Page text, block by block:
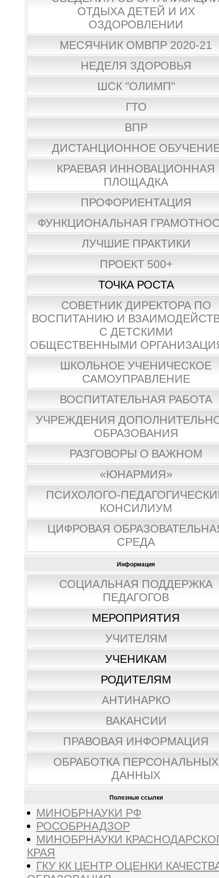
ОТДЫХА ДЕТЕЙ И ИХ
ОЗДОРОВЛЕНИИ
МЕСЯЧНИК ОМВПР 2020-21
НЕДЕЛЯ ЗДОРОВЬЯ
ШСК "ОЛИМП"
ГТО
ВПР
ДИСТАНЦИОННОЕ
КРАЕВАЯ ИННОВАЦИОННАЯ
ПЛОЩАДКА
ПРОФОРИЕНТАЦИЯ
ФУНКЦИОНАЛЬНАЯ
ЛУЧШИЕ ПРАКТИКИ
ПРОЕКТ 500+
ТОЧКА РОСТА
СОВЕТНИК ДИРЕКТОРА ПО
ВОСПИТАНИЮ И
С ДЕТСКИМИ
ОБЩЕСТВЕННЫМИ
ШКОЛЬНОЕ УЧЕНИЧЕСКОЕ
САМОУПРАВЛЕНИЕ
ВОСПИТАТЕЛЬНАЯ РАБОТА
УЧРЕЖДЕНИЯ
ОБРАЗОВАНИЯ
РАЗГОВОРЫ О ВАЖНОМ
«ЮНАРМИЯ»
ПСИХОЛОГО-
КОНСИЛИУМ
ЦИФРОВАЯ
СРЕДА
Информация
СОЦИАЛЬНАЯ ПОДДЕРЖКА
ПЕДАГОГОВ
МЕРОПРИЯТИЯ
УЧИТЕЛЯМ
УЧЕНИКАМ
РОДИТЕЛЯМ
АНТИНАРКО
ВАКАНСИИ
ПРАВОВАЯ ИНФОРМАЦИЯ
ОБРАБОТКА ПЕРСОНАЛЬНЫХ
ДАННЫХ
Полезные ссылки
МИНОБРНАУКИ РФ
РОСОБРНАДЗОР
МИНОБРНАУКИ
КРАЯ
ГКУ КК ЦЕНТР ОЦЕНКИ